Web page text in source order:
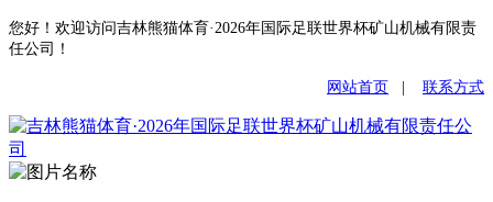
您好！欢迎访问吉林熊猫体育·2026年国际足联世界杯矿山机械有限责
任公司！
网站首页 联系方式